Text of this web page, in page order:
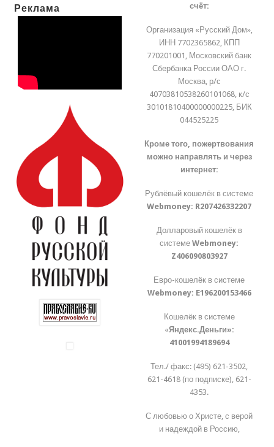
Реклама
счёт:
Организация «Русский Дом»,
ИНН 7702365862, КПП
770201001, Московский банк
Сбербанка России ОАО г.
Москва, р/с
40703810538260101068, к/с
30101810400000000225, БИК
044525225
Кроме того, пожертвования
можно направлять и через
интернет:
Рублёвый кошелёк в системе
Webmoney: R207426332207
Долларовый кошелёк в
системеWebmoney:
Z406090803927
Евро-кошелёк в системе
Webmoney: E196200153466
Кошелёк в системе
«Яндекс.Деньги»:
41001994189694
Тел./ факс: (495) 621-3502,
621-4618 (по подписке), 621-
4353.
С любовью о Христе, с верой
и надеждой в Россию,